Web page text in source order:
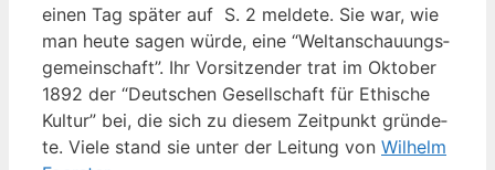
einen Tag spä­ter auf S. 2 mel­de­te. Sie war, wie
man heu­te sagen wür­de, eine “Welt­an­schau­ungs­
ge­mein­schaft”. Ihr Vor­sit­zen­der trat im Okto­ber
1892 der “Deut­schen Gesell­schaft für Ethi­sche
Kul­tur” bei, die sich zu die­sem Zeit­punkt grün­de­
te. Vie­le stand sie unter der Lei­tung von Wil­helm